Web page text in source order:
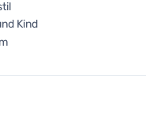
Kind